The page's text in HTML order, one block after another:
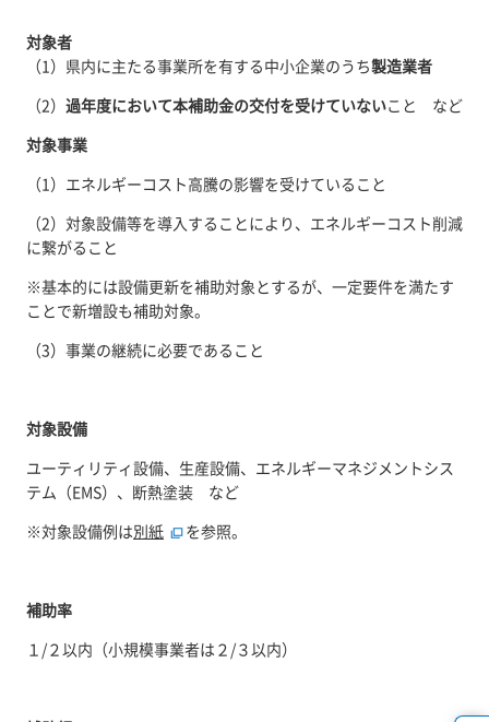
対象者
（1）県内に主たる事業所を有する中小企業のうち製造業者
（2） 過年度において本補助金の交付を受けていないこと など
対象事業
（1）エネルギーコスト高騰の影響を受けていること
（2）対象設備等を導入することにより、エネルギーコスト削減
に繋がること
※基本的には設備更新を補助対象とするが、一定要件を満たす
ことで新増設も補助対象。
（3）事業の継続に必要であること
対象設備
ユーティリティ設備、生産設備、エネルギーマネジメントシス
テム（EMS）、断熱塗装 など
※対象設備例は別紙 を参照。
補助率
１/２以内（小規模事業者は２/３以内）